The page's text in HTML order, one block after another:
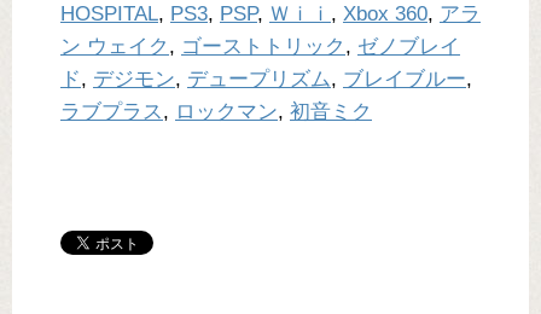
HOSPITAL, PS3, PSP, Ｗｉｉ , Xbox 360, アラ
ン ウェイク , ゴーストトリック , ゼノブレイ
ド, デジモン, デュープリズム, ブレイブルー,
ラブプラス, ロックマン, 初音ミク